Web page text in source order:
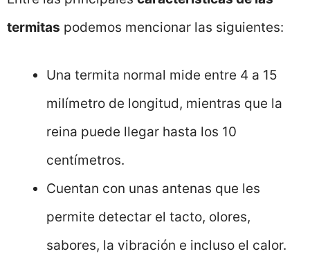
termitas podemos mencionar las siguientes:
Una termita normal mide entre 4 a 15
milímetro de longitud, mientras que la
reina puede llegar hasta los 10
centímetros.
Cuentan con unas antenas que les
permite detectar el tacto, olores,
sabores, la vibración e incluso el calor.